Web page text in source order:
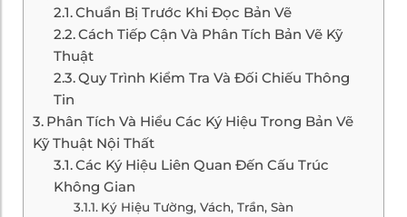
Chuẩn Bị Trước Khi Đọc Bản Vẽ
Cách Tiếp Cận Và Phân Tích Bản Vẽ Kỹ
Thuật
Quy Trình Kiểm Tra Và Đối Chiếu Thông
Tin
Phân Tích Và Hiểu Các Ký Hiệu Trong Bản Vẽ
Kỹ Thuật Nội Thất
Các Ký Hiệu Liên Quan Đến Cấu Trúc
Không Gian
Ký Hiệu Tường, Vách, Trần, Sàn